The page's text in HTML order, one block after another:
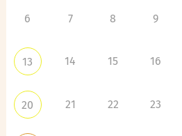
6 7 8 9
13 14 15 16
20 21 22 23